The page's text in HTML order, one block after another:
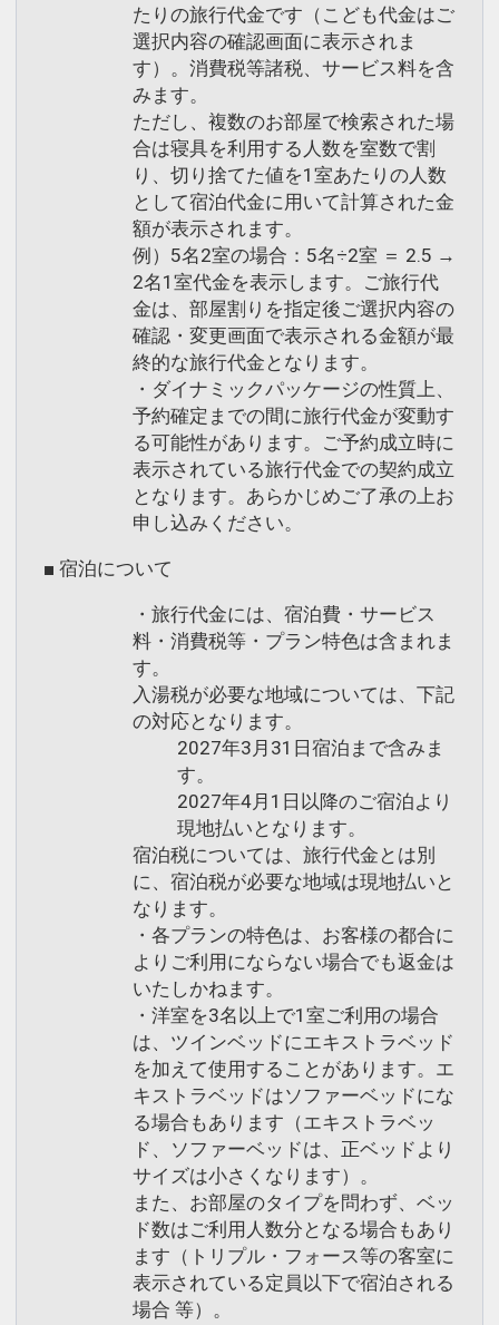
たりの旅行代金です（こども代金はご
選択内容の確認画面に表示されま
す）。消費税等諸税、サービス料を含
みます。
ただし、複数のお部屋で検索された場
合は寝具を利用する人数を室数で割
り、切り捨てた値を1室あたりの人数
として宿泊代金に用いて計算された金
額が表示されます。
例）5名2室の場合：5名÷2室 ＝ 2.5 →
2名1室代金を表示します。ご旅行代
金は、部屋割りを指定後ご選択内容の
確認・変更画面で表示される金額が最
終的な旅行代金となります。
・ダイナミックパッケージの性質上、
予約確定までの間に旅行代金が変動す
る可能性があります。ご予約成立時に
表示されている旅行代金での契約成立
となります。あらかじめご了承の上お
申し込みください。
■ 宿泊について
・旅行代金には、宿泊費・サービス
料・消費税等・プラン特色は含まれま
す。
入湯税が必要な地域については、下記
の対応となります。
2027年3月31日宿泊まで含みま
す。
2027年4月1日以降のご宿泊より
現地払いとなります。
宿泊税については、旅行代金とは別
に、宿泊税が必要な地域は現地払いと
なります。
・各プランの特色は、お客様の都合に
よりご利用にならない場合でも返金は
いたしかねます。
・洋室を3名以上で1室ご利用の場合
は、ツインベッドにエキストラベッド
を加えて使用することがあります。エ
キストラベッドはソファーベッドにな
る場合もあります（エキストラベッ
ド、ソファーベッドは、正ベッドより
サイズは小さくなります）。
また、お部屋のタイプを問わず、ベッ
ド数はご利用人数分となる場合もあり
ます（トリプル・フォース等の客室に
表示されている定員以下で宿泊される
場合 等）。